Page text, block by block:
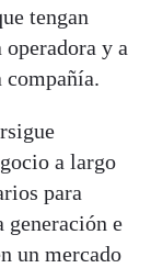
tengan
y a
a largo
para
generación e
un mercado